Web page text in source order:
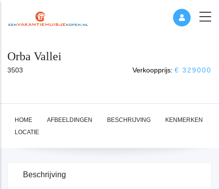
Orba Vallei
3503 Verkoopprijs: € 329000
HOME AFBEELDINGEN BESCHRIJVING
KENMERKEN
LOCATIE
Beschrijving